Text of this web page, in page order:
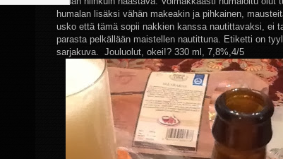
humalan lisäksi vähän makeakin ja pihkainen,
usko että tämä sopii nakkien kanssa nautittavaksi, ei
parasta pelkällään maistellen nautittuna. Etiketti on
sarjakuva. Jouluolut, okei!? 330 ml, 7,8%,4/5